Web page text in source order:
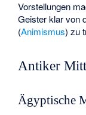
Vorstellungen
Geister klar von
(Animismus) zu
Antiker
Ägyptische